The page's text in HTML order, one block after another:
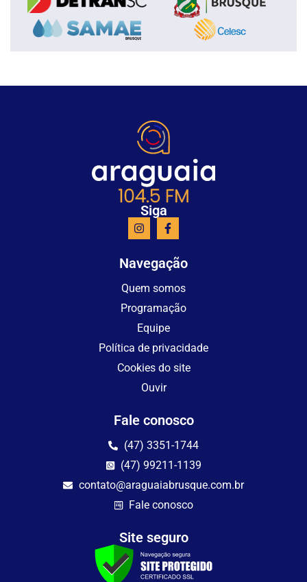
Siga
Navegação
Quem somos
Programação
Equipe
Política de privacidade
Cookies do site
Ouvir
Fale conosco
(47) 3351-1744
(47) 99211-1139
contato@araguaiabrusque.com.br
Fale conosco
Site seguro